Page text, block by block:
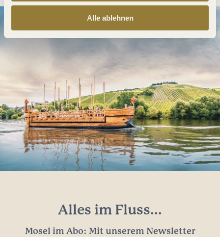
Alle ablehnen
Alles im Fluss...
Mosel im Abo: Mit unserem Newsletter